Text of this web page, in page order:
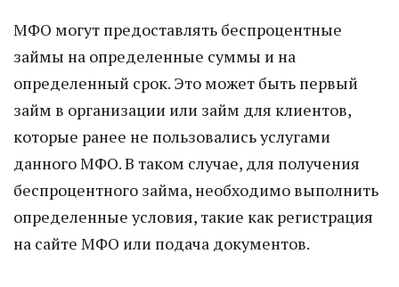
МФО могут предоставлять беспроцентные
займы на определенные суммы и на
определенный срок. Это может быть первый
займ в организации или займ для клиентов,
которые ранее не пользовались услугами
данного МФО. В таком случае, для получения
беспроцентного займа, необходимо выполнить
определенные условия, такие как регистрация
на сайте МФО или подача документов.